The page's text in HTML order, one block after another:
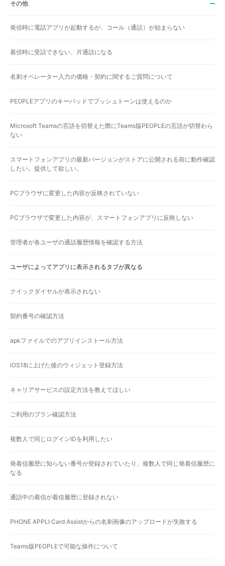
その他
発信時に電話アプリが起動するが、コール（通話）が始まらない
着信時に受話できない、片通話になる
名刺オペレーター入力の価格・契約に関するご質問について
PEOPLEアプリのキーパッドでプッシュトーンは使えるのか
Microsoft Teamsの言語を切替えた際にTeams版PEOPLEの言語が切替わら
ない
スマートフォンアプリの最新バージョンがストアに公開される前に動作確認
したい。提供して欲しい。
PCブラウザに変更した内容が反映されていない
PCブラウザで変更した内容が、スマートフォンアプリに反映しない
管理者が各ユーザの通話履歴情報を確認する方法
ユーザによってアプリに表示されるタブが異なる
クイックダイヤルが表示されない
契約番号の確認方法
apkファイルでのアプリインストール方法
iOS18に上げた後のウィジェット登録方法
キャリアサービスの設定方法を教えてほしい
ご利用のプラン確認方法
複数人で同じログインIDを利用したい
発着信履歴に知らない番号が登録されていたり、複数人で同じ発着信履歴に
なる
通話中の着信が着信履歴に登録されない
PHONE APPLI Card Assistからの名刺画像のアップロードが失敗する
Teams版PEOPLEで可能な操作について